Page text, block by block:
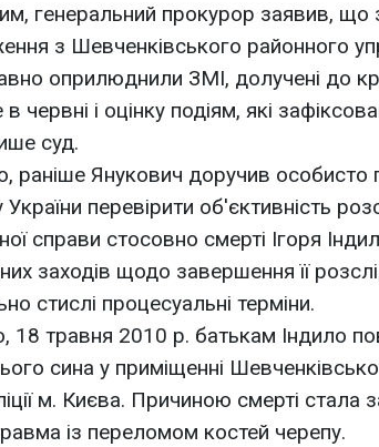
генеральний прокурор заявив, що
з Шевченківського районного
оприлюднили ЗМІ, долучені до
червні і оцінку подіям, які
суд.
раніше Янукович доручив особисто
перевірити об'єктивність
справи стосовно смерті Ігоря
заходів щодо завершення її
стислі процесуальні терміни.
18 травня 2010 р. батькам Індило
сина у приміщенні
м. Києва. Причиною смерті стала
із переломом костей черепу.